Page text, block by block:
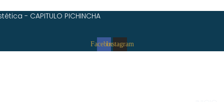
- CAPITULO PICHINCHA
FacebookInstagram